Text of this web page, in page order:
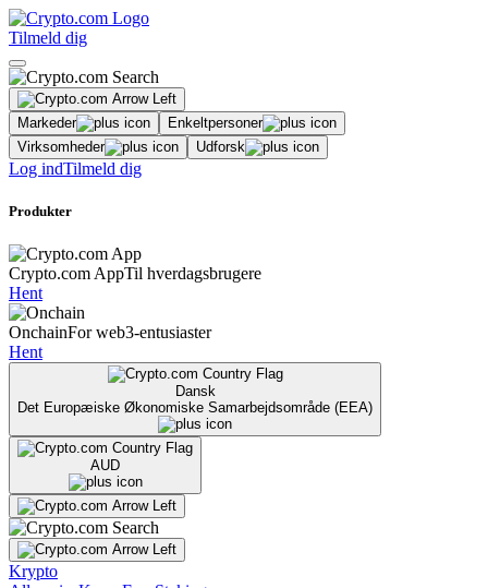
Tilmeld dig
Markeder
Enkeltpersoner
Virksomheder
Udforsk
Log indTilmeld dig
Produkter
Crypto.com AppTil hverdagsbrugere
Hent
OnchainFor web3-entusiaster
Hent
Dansk
Det Europæiske Økonomiske Samarbejdsområde (EEA)
AUD
Krypto